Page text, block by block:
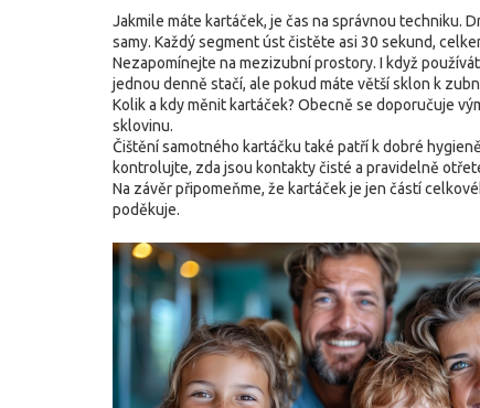
Jakmile máte kartáček, je čas na správnou techniku.
samy. Každý segment úst čistěte asi 30 sekund,
Nezapomínejte na mezizubní prostory. I když
jednou denně stačí, ale pokud máte větší sklon k
Kolik a kdy měnit kartáček? Obecně se doporučuje
sklovinu.
Čištění samotného kartáčku také patří k dobré
kontrolujte, zda jsou kontakty čisté a pravidelně
Na závěr připomeňme, že kartáček je jen částí
poděkuje.